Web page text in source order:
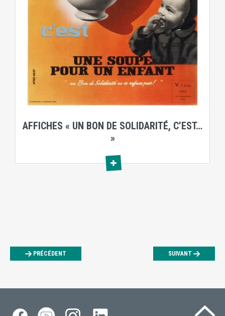
AFFICHES « UN BON DE SOLIDARITÉ, C’EST…
»
PRÉCÉDENT SUIVANT